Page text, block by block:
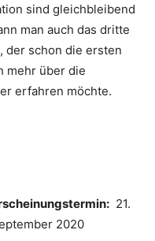
sind gleichbleibend
man auch das dritte
der schon die ersten
mehr über die
erfahren möchte.
21.
2020